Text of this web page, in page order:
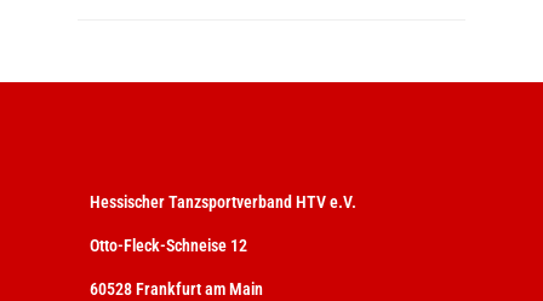
Hessischer Tanzsportverband HTV e.V.
Otto-Fleck-Schneise 12
60528 Frankfurt am Main